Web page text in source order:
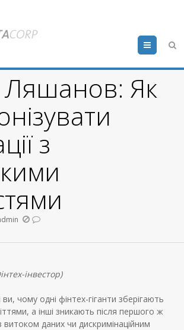
Menu
Як
з
інвестор)
чому одні фінтех-гіганти зберігають
а інші зникають після першого ж
витоком даних чи дискримінаційним